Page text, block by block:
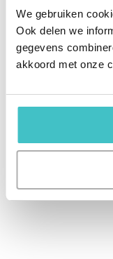
We gebruiken
Ook delen we
gegevens
akkoord met onze